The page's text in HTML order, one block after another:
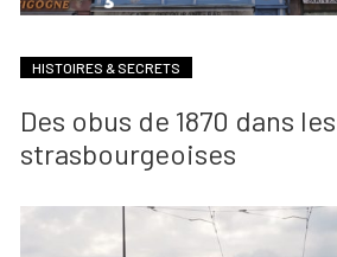
HISTOIRES & SECRETS
Des obus de 1870 dans
strasbourgeoises